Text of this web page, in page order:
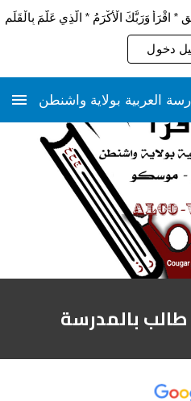
Skip to main content
دخول
العربية بولاية واشنطن
بالمدرسة